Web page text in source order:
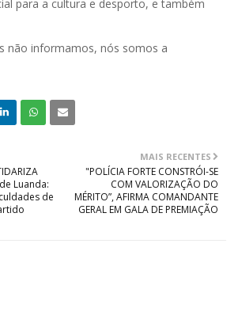
para a cultura e desporto, e também
não informamos, nós somos a
MAIS RECENTES
‎"POLÍCIA FORTE CONSTRÓI-SE
COM VALORIZAÇÃO DO
MÉRITO”, AFIRMA COMANDANTE
GERAL EM GALA DE PREMIAÇÃO
Luanda:
de